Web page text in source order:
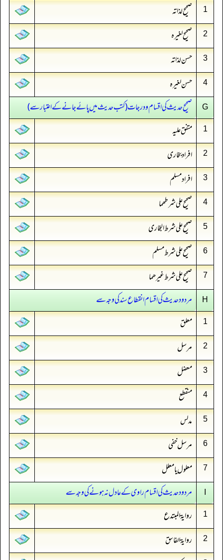
1 صحیح لذاتہ
2 صحیح لغیرہ
3 حسن لذاتہ
4 حسن لغیرہ
G صحیح حدیث کی اقسام و درجات (‏‏‏‏کتب حدیث میں پائے جانے کے اعتبار سے)
1 متفق علیہ
2 افراد بخاری
3 افراد مسلم
4 صحیح علی شرطھما
5 صحیح علی شرط البخاری
6 صحیح علی شرط مسلم
7 صحیح علی شرط غیرھما
H مردود حدیث کی اقسام انقطاع سند کی وجہ سے
1 معلق
2 مرسل
3 معضل
4 منقطع
5 مدلس
6 مرسل خفی
7 معلول یا معلل
مردود حدیث کی اقسام راوی کے عادل نہ ہونے کی وجہ سے
1 روایۃ المبتدع
2 روایۃ الفاسق